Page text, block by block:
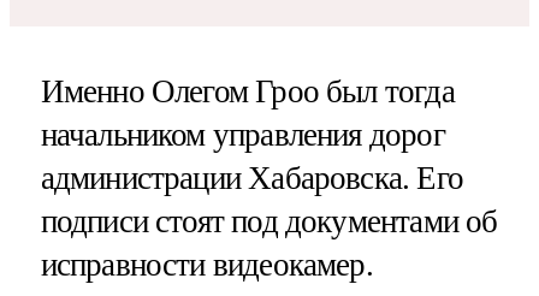
Именно Олегом Гроо был тогда
начальником управления дорог
администрации Хабаровска. Его
подписи стоят под документами об
исправности видеокамер.